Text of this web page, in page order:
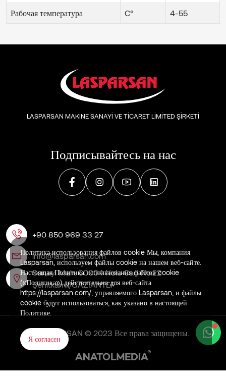
Рабочая температура C° 4-55
Подписывайтесь на нас
LASPARSAN MAKİNE SANAYİ VE TİCARET LİMİTED ŞİRKETİ
+90 850 969 33 27
info@lasparsan.com
Sanayi Mah. 60004 Nolu Cad No:22
Şehitkamil/GAZİANTEP
LASPARSAN © 2023 Все права защищены.
Политика использования файлов cookie Мы, компания
Lasparsan, используем файлы cookie на нашем веб-сайте.
Настоящая Политика использования файлов cookie
(«Политика») действительна для веб-сайта
https://lasparsan.com/, управляемого Lasparsan, и файлы
cookie будут использоваться, как указано в настоящей
Политике.
Я согласен